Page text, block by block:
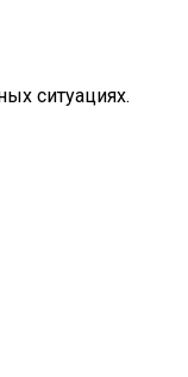
ситуациях.